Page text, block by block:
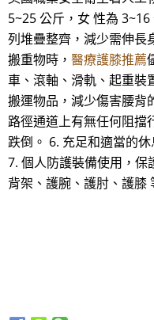
5~25 公斤，女 性為 3~16
列堆疊整齊，減少需伸長
搬重物時， 醫療護膝推薦
車、滾軸、滑軌、起重裝
搬運物品，減少傷害腰背
路徑通道上有無任何阻擋
跌倒。 6. 充足和適當的
7. 個人防護裝備使用，保
背架、護腕、護肘、護膝